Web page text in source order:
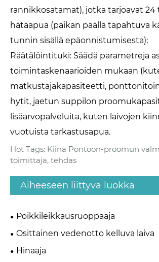
rannikkosatamat), jotka tarjoavat
hätäapua (paikan päällä tapahtuva
tunnin sisällä epäonnistumisesta);
Räätälöintituki: Säädä parametreja
toimintaskenaarioiden mukaan
matkustajakapasiteetti,
hytit, jaetun suppilon
lisäarvopalveluita, kuten laivojen
vuotuista tarkastusapua.
Hot Tags: Kiina Pontoon-proomun
toimittaja, tehdas
Aiheeseen liittyvä luokka
Poikkileikkausruoppaaja
Osittainen vedenotto kelluva laiva
Hinaaja